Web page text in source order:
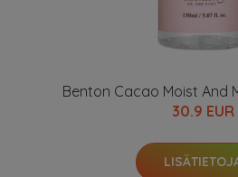
Benton Cacao Moist And
30.9 EUR